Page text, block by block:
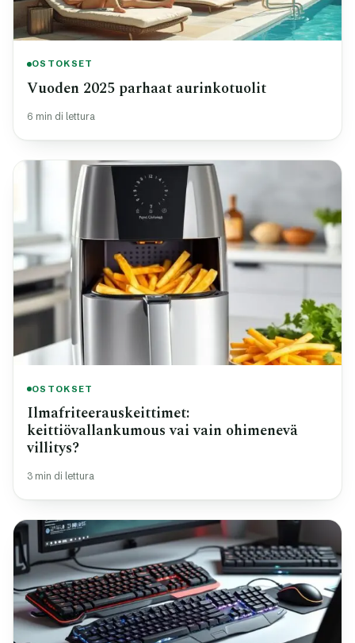
OSTOKSET
Vuoden 2025 parhaat aurinkotuolit
6 min di lettura
OSTOKSET
Ilmafriteerauskeittimet:
keittiövallankumous vai vain ohimenevä
villitys?
3 min di lettura